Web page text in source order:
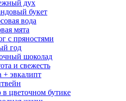
дух
букет
вода
мята
с пряностями
год
шоколад
и свежесть
эвкалипт
цветочном бутике